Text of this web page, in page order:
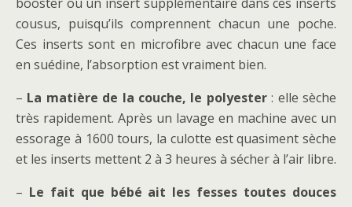
cousus, puisqu’ils comprennent chacun une poche.
Ces inserts sont en microfibre avec chacun une face
en suédine, l’absorption est vraiment bien.
– La matière de la couche, le polyester: elle sèche
très rapidement. Après un lavage en machine avec un
essorage à 1600 tours, la culotte est quasiment sèche
et les inserts mettent 2 à 3 heures à sécher à l’air libre.
– Le fait que bébé ait les fesses toutes douces